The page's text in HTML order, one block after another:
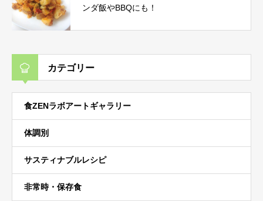
ンダ飯やBBQにも！
カテゴリー
食ZENラボアートギャラリー
体調別
サスティナブルレシピ
非常時・保存食